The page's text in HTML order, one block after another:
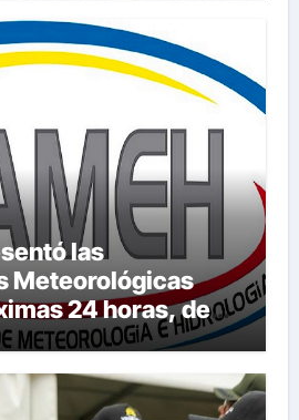
las
Meteorológicas
24 horas, de
6 de agosto 2026